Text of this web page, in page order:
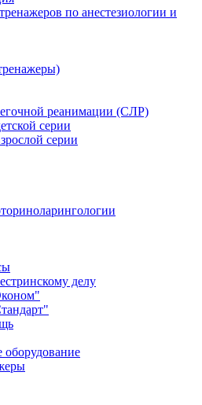
по анестезиологии и
реанимации (СЛР)
серии
серии
делу